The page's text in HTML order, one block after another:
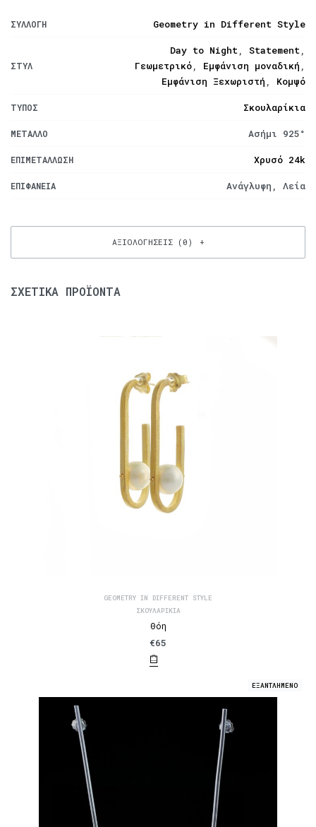
ΣΥΛΛΟΓΉ Geometry in Different Style
ΣΤΥΛ
Day to Night, Statement,
Γεωμετρικό, Εμφάνιση μοναδική ,
Εμφάνιση Ξεχωριστή , Κομψό
ΤΎΠΟΣ Σκουλαρίκια
ΜΈΤΑΛΛΟ Ασήμι 925°
ΕΠΙΜΕΤΆΛΛΩΣΗ Χρυσό 24k
ΕΠΙΦΆΝΕΙΑ Ανάγλυφη, Λεία
ΑΞΙΟΛΟΓΉΣΕΙΣ (0)
ΣΧΕΤΙΚΆ ΠΡΟΪΌΝΤΑ
GEOMETRY IN DIFFERENT STYLE
ΣΚΟΥΛΑΡΊΚΙΑ
Θόη
€65
ΕΞΑΝΤΛΗΜΕΝΟ